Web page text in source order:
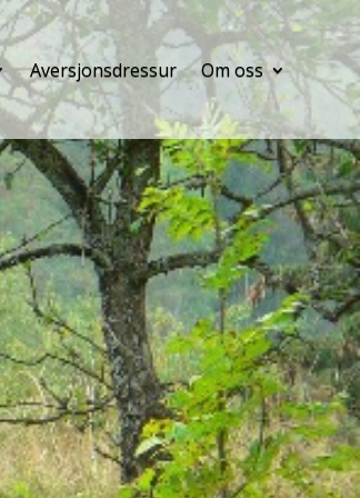
Aversjonsdressur Om oss